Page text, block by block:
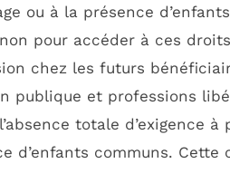
ou à la présence
pour accéder à ces
chez les futurs
publique et professions
totale d’exigence
d’enfants communs.